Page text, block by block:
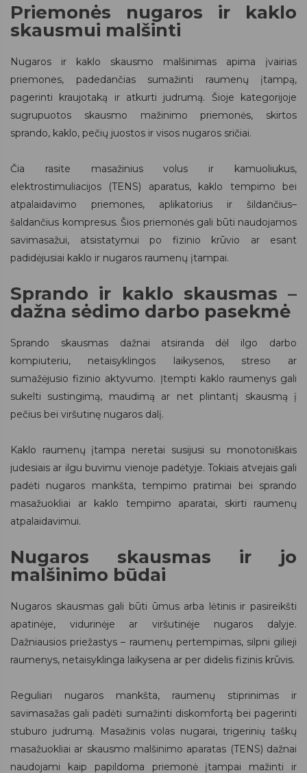
Priemonės nugaros ir kaklo
skausmui malšinti
Nugaros ir kaklo skausmo malšinimas apima įvairias
priemones, padedančias sumažinti raumenų įtampą,
pagerinti kraujotaką ir atkurti judrumą. Šioje kategorijoje
sugrupuotos skausmo mažinimo priemonės, skirtos
sprando, kaklo, pečių juostos ir visos nugaros sričiai.
Čia rasite masažinius volus ir kamuoliukus,
elektrostimuliacijos (TENS) aparatus, kaklo tempimo bei
atpalaidavimo priemones, aplikatorius ir šildančius–
šaldančius kompresus. Šios priemonės gali būti naudojamos
savimasažui, atsistatymui po fizinio krūvio ar esant
padidėjusiai kaklo ir nugaros raumenų įtampai.
Sprando ir kaklo skausmas –
dažna sėdimo darbo pasekmė
Sprando skausmas dažnai atsiranda dėl ilgo darbo
kompiuteriu, netaisyklingos laikysenos, streso ar
sumažėjusio fizinio aktyvumo. Įtempti kaklo raumenys gali
sukelti sustingimą, maudimą ar net plintantį skausmą į
pečius bei viršutinę nugaros dalį.
Kaklo raumenų įtampa neretai susijusi su monotoniškais
judesiais ar ilgu buvimu vienoje padėtyje. Tokiais atvejais gali
padėti nugaros mankšta, tempimo pratimai bei sprando
masažuokliai ar kaklo tempimo aparatai, skirti raumenų
atpalaidavimui.
Nugaros skausmas ir jo
malšinimo būdai
Nugaros skausmas gali būti ūmus arba lėtinis ir pasireikšti
apatinėje, vidurinėje ar viršutinėje nugaros dalyje.
Dažniausios priežastys – raumenų pertempimas, silpni gilieji
raumenys, netaisyklinga laikysena ar per didelis fizinis krūvis.
Reguliari nugaros mankšta, raumenų stiprinimas ir
savimasažas gali padėti sumažinti diskomfortą bei pagerinti
stuburo judrumą. Masažinis volas nugarai, trigerinių taškų
masažuokliai ar skausmo malšinimo aparatas (TENS) dažnai
naudojami kaip papildoma priemonė įtampai mažinti ir